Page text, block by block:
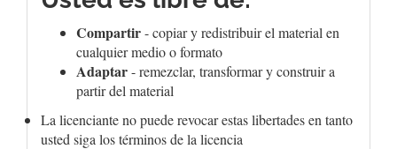
Compartir- copiar y redistribuir el material en
cualquier medio o formato
Adaptar- remezclar, transformar y construir a
partir del material
La licenciante no puede revocar estas libertades en tanto
usted siga los términos de la licencia